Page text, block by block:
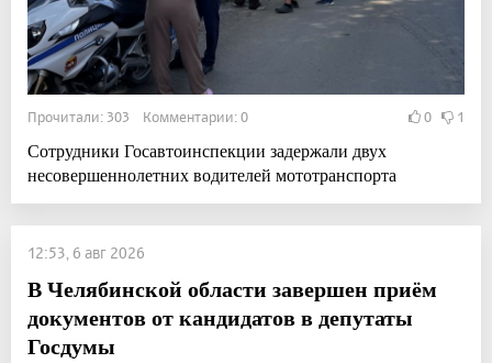
Прочитали: 303 Комментарии: 0 0 1
Сотрудники Госавтоинспекции задержали двух
несовершеннолетних водителей мототранспорта
12:53, 6 авг 2026
В Челябинской области завершен приём
документов от кандидатов в депутаты
Госдумы